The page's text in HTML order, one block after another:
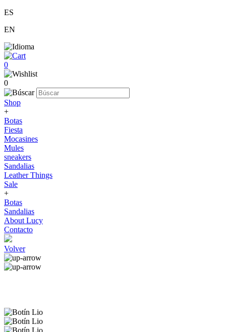
ES
EN
0
0
Shop
+
Botas
Fiesta
Mocasines
Mules
sneakers
Sandalias
Leather Things
Sale
+
Botas
Sandalias
About Lucy
Contacto
Volver